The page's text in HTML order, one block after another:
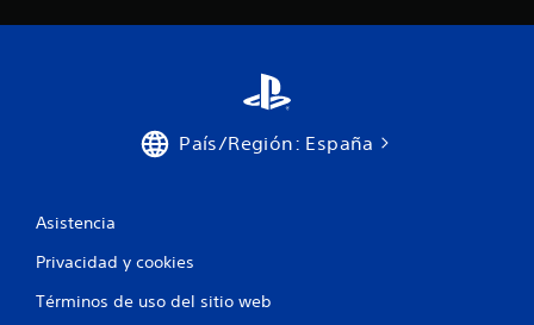
País/Región: España
Asistencia
Privacidad y cookies
Términos de uso del sitio web